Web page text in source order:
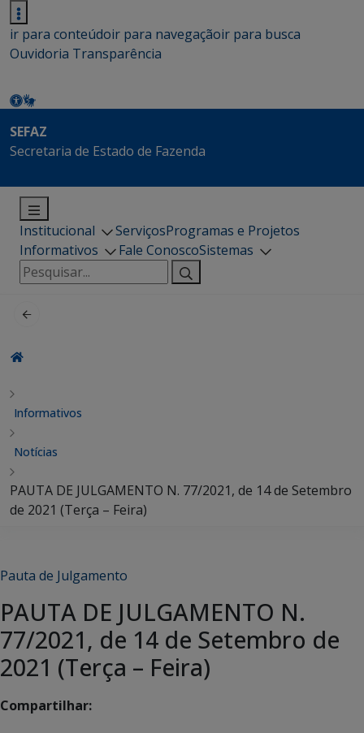
ir para conteúdoir para navegaçãoir para busca
Ouvidoria Transparência
SEFAZ
Secretaria de Estado de Fazenda
Institucional ServiçosProgramas e Projetos
Informativos
Fale ConoscoSistemas
Pesquisar
por:
Informativos
Notícias
PAUTA DE JULGAMENTO N. 77/2021, de 14 de Setembro
de 2021 (Terça – Feira)
Pauta de Julgamento
PAUTA DE JULGAMENTO N.
77/2021, de 14 de Setembro de
2021 (Terça – Feira)
Compartilhar: